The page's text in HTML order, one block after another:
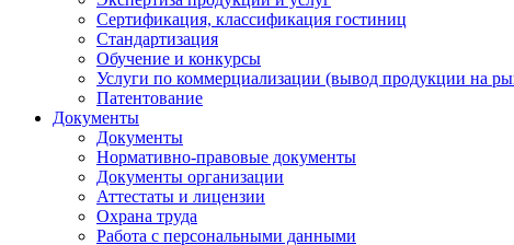
Сертификация, классификация гостиниц
Стандартизация
Обучение и конкурсы
Услуги по коммерциализации (вывод продукции на
Патентование
Документы
Документы
Нормативно-правовые документы
Документы организации
Аттестаты и лицензии
Охрана труда
Работа с персональными данными